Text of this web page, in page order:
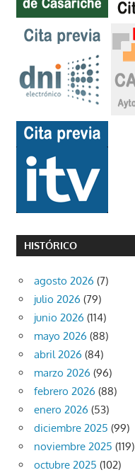
HISTÓRICO
agosto 2026 (7)
julio 2026 (79)
junio 2026 (114)
mayo 2026 (88)
abril 2026 (84)
marzo 2026 (96)
febrero 2026 (88)
enero 2026 (53)
diciembre 2025 (99)
noviembre 2025 (119)
octubre 2025 (102)